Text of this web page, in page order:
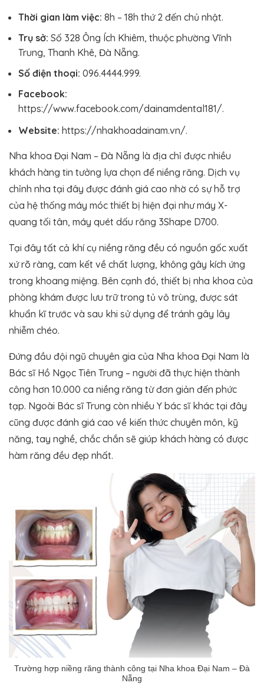
Thời gian làm việc: 8h – 18h thứ 2 đến chủ nhật.
Trụ sở: Số 328 Ông Ích Khiêm, thuộc phường Vĩnh
Trung, Thanh Khê, Đà Nẵng.
Số điện thoại: 096.4444.999.
Facebook:
https://www.facebook.com/dainamdental181/.
Website: https://nhakhoadainam.vn/.
Nha khoa Đại Nam – Đà Nẵng là địa chỉ được nhiều
khách hàng tin tưởng lựa chọn để niềng răng. Dịch vụ
chỉnh nha tại đây được đánh giá cao nhờ có sự hỗ trợ
của hệ thống máy móc thiết bị hiện đại như máy X-
quang tối tân, máy quét dấu răng 3Shape D700.
Tại đây tất cả khí cụ niềng răng đều có nguồn gốc xuất
xứ rõ ràng, cam kết về chất lượng, không gây kích ứng
trong khoang miệng. Bên cạnh đó, thiết bị nha khoa của
phòng khám được lưu trữ trong tủ vô trùng, được sát
khuẩn kĩ trước và sau khi sử dụng để tránh gây lây
nhiễm chéo.
Đứng đầu đội ngũ chuyên gia của Nha khoa Đại Nam là
Bác sĩ Hồ Ngọc Tiên Trung – người đã thực hiện thành
công hơn 10.000 ca niềng răng từ đơn giản đến phức
tạp. Ngoài Bác sĩ Trung còn nhiều Y bác sĩ khác tại đây
cũng được đánh giá cao về kiến thức chuyên môn, kỹ
năng, tay nghề, chắc chắn sẽ giúp khách hàng có được
hàm răng đều đẹp nhất.
Trường hợp niềng răng thành công tại Nha khoa Đại Nam – Đà
Nẵng